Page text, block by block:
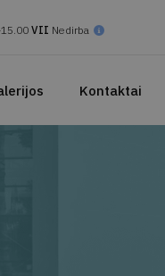
VII Nedirba
Kontaktai